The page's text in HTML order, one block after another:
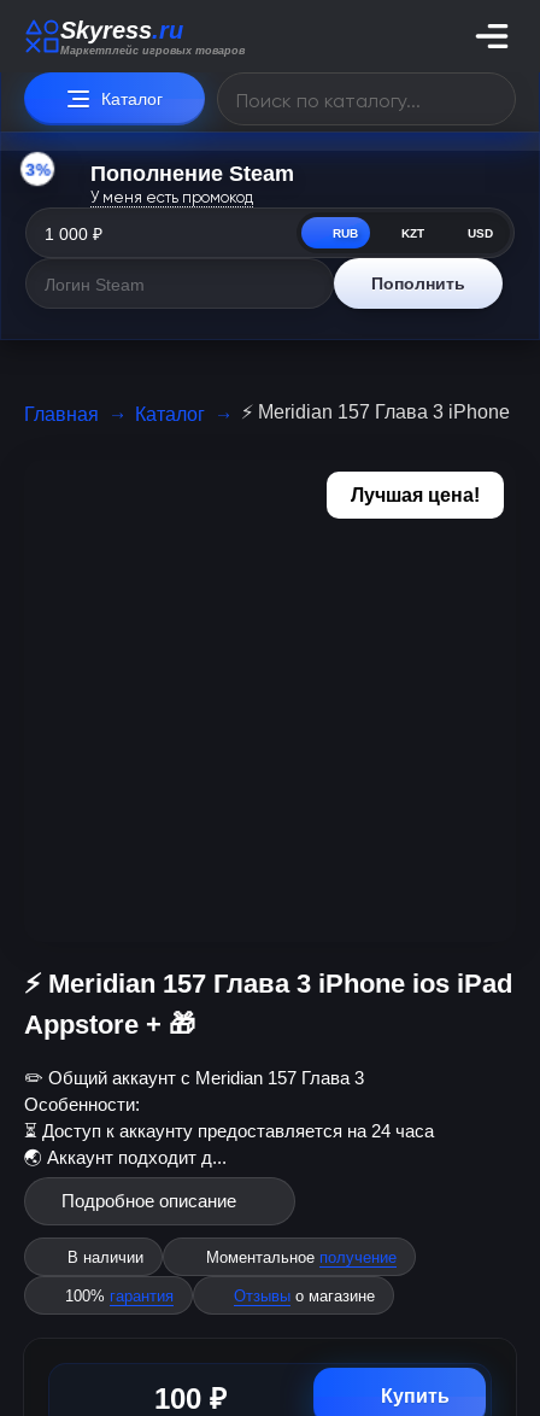
Skyress.ru
Маркетплейс игровых товаров
Каталог
3% Пополнение Steam
У меня есть промокод
RUB KZT USD
Пополнить
Главная Каталог ⚡️ Meridian 157 Глава 3 iPhone
Лучшая цена!
⚡️ Meridian 157 Глава 3 iPhone ios iPad
Appstore + 🎁
✏️ Общий аккаунт с Meridian 157 Глава 3
Особенности:
⏳ Доступ к аккаунту предоставляется на 24 часа
🌏 Аккаунт подходит д...
Подробное описание
В наличии Моментальное получение
100% гарантия Отзывы о магазине
100 ₽ Купить